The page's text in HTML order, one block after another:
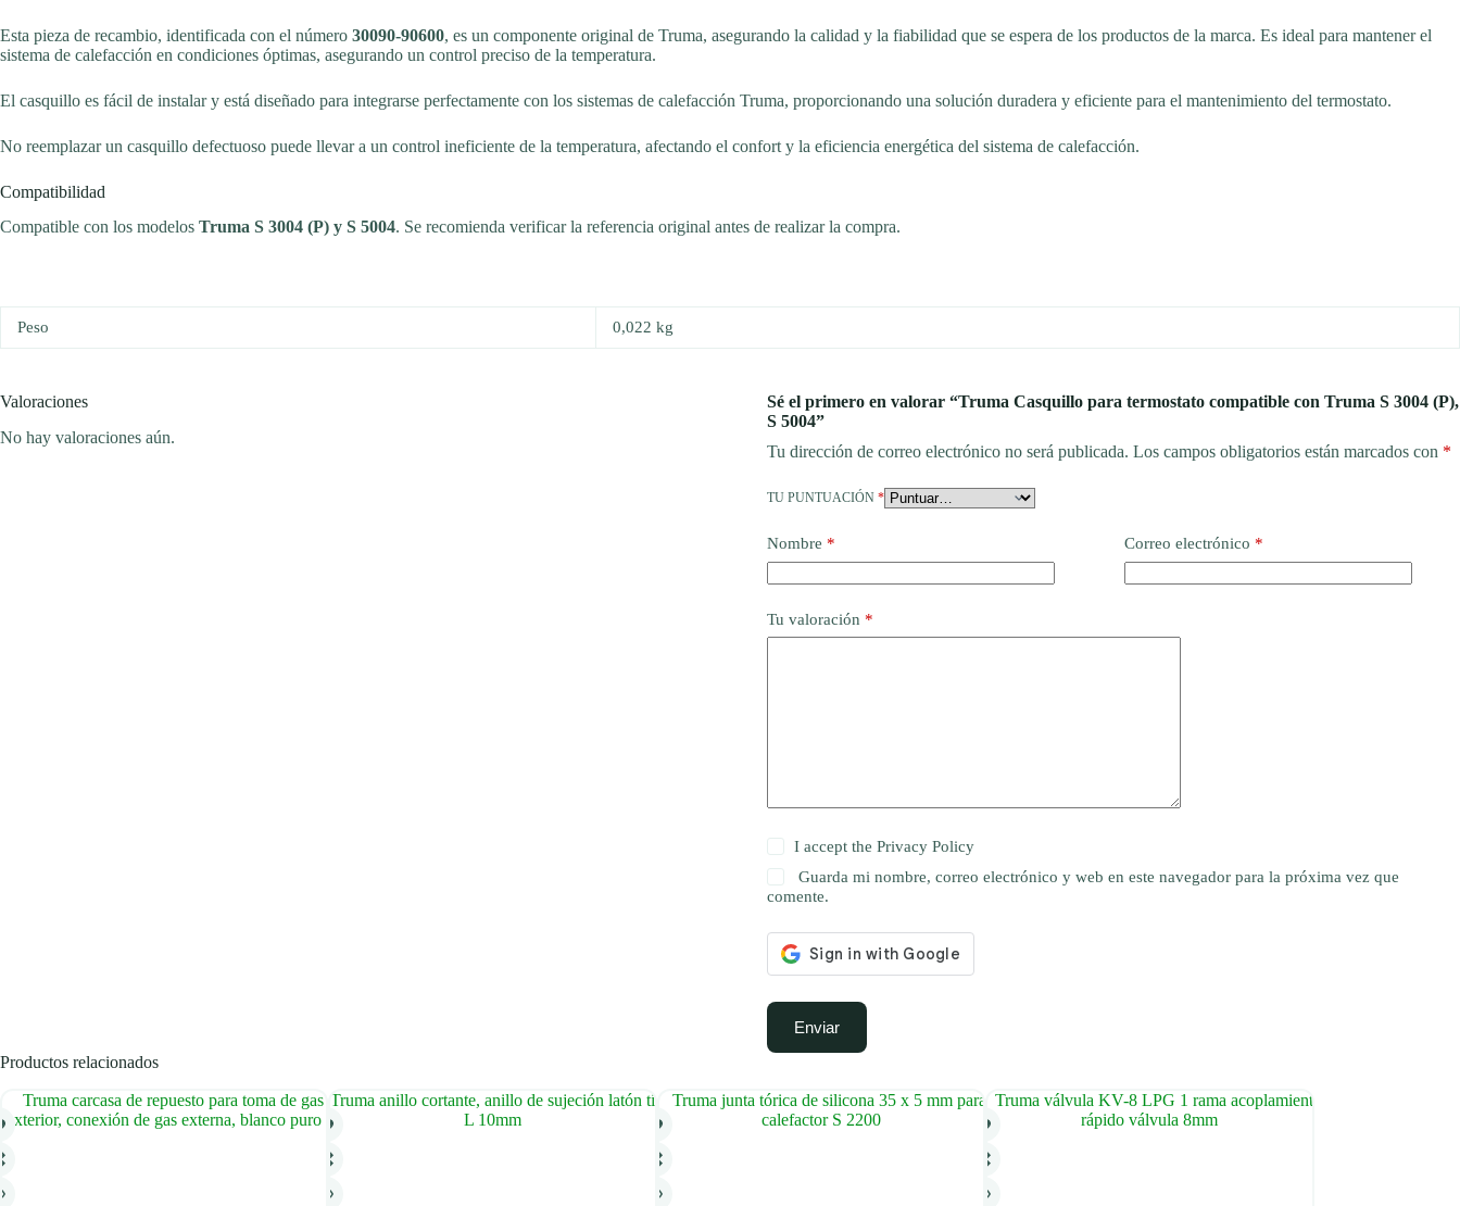
Esta pieza de recambio, identificada con el número 30090-90600, es un componente original de Truma, asegurando la calidad y la fiabilidad que se espera de los productos de la marca. Es ideal para mantener el
sistema de calefacción en condiciones óptimas, asegurando un control preciso de la temperatura.
El casquillo es fácil de instalar y está diseñado para integrarse perfectamente con los sistemas de calefacción Truma, proporcionando una solución duradera y eficiente para el mantenimiento del termostato.
No reemplazar un casquillo defectuoso puede llevar a un control ineficiente de la temperatura, afectando el confort y la eficiencia energética del sistema de calefacción.
Compatibilidad
Compatible con los modelos Truma S 3004 (P) y S 5004. Se recomienda verificar la referencia original antes de realizar la compra.
Peso 0,022 kg
Valoraciones
No hay valoraciones aún.
Sé el primero en valorar “Truma Casquillo para termostato compatible con Truma S 3004 (P),
S 5004”
Tu dirección de correo electrónico no será publicada. Los campos obligatorios están marcados con *
TU PUNTUACIÓN *
Nombre * Correo electrónico *
Tu valoración *
I accept the Privacy Policy
Guarda mi nombre, correo electrónico y web en este navegador para la próxima vez que
comente.
Enviar
Productos relacionados